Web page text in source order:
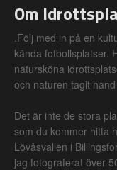
Om
.Följ med in på en
kända fotbollsplatser.
natursköna
och naturen tagit
Det är inte de stora
som du kommer hitta
Lövåsvallen i
jag fotograferat över